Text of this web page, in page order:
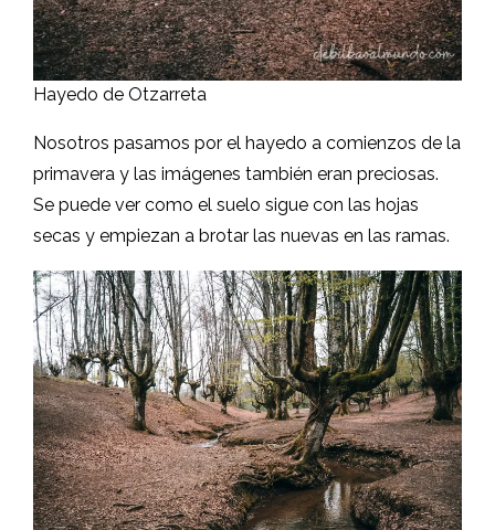
Nosotros pasamos por el hayedo a comienzos de la
primavera y las imágenes también eran preciosas.
Se puede ver como el suelo sigue con las hojas
Hayedo de Otzarreta